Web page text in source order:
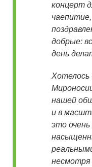
концерт
добрые:
день
нашей
и в
это очень
несмотря